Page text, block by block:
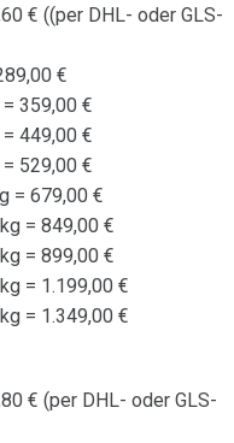
€ ((per DHL- oder GLS-
€
359,00 €
449,00 €
529,00 €
= 679,00 €
= 849,00 €
= 899,00 €
= 1.199,00 €
= 1.349,00 €
€ (per DHL- oder GLS-